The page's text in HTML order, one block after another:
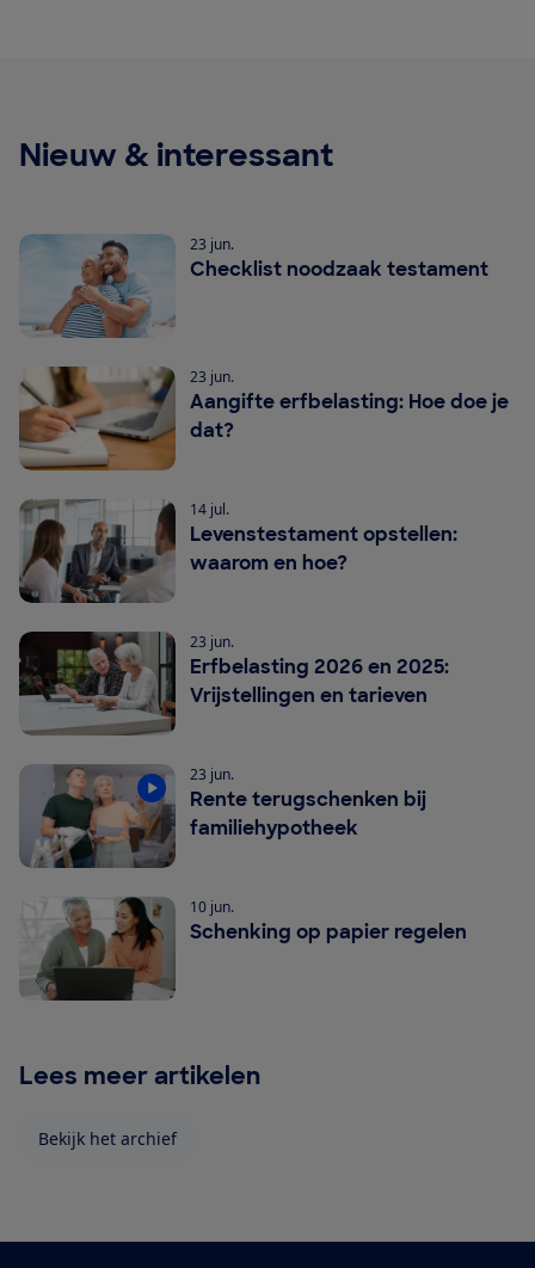
Nieuw & interessant
Checklist noodzaak testament
23 jun.
Aangifte erfbelasting: Hoe doe je
dat?
23 jun.
Levenstestament opstellen:
waarom en hoe?
14 jul.
Erfbelasting 2026 en 2025:
Vrijstellingen en tarieven
23 jun.
Rente terugschenken bij
familiehypotheek
23 jun.
Schenking op papier regelen
10 jun.
Lees meer artikelen
Bekijk het archief